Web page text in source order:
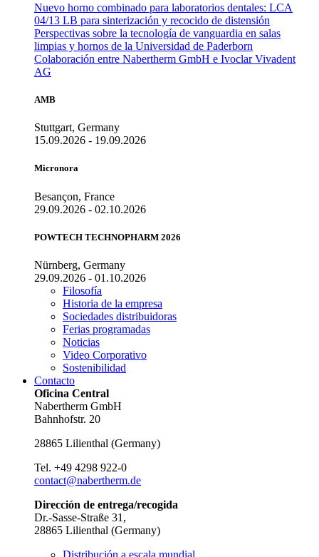
Nuevo horno combinado para laboratorios dentales: LCA
04/13 LB para sinterización y recocido de distensión
Perspectivas sobre la tecnología de vanguardia en salas
limpias y hornos de la Universidad de Paderborn
Colaboración entre Nabertherm GmbH e Ivoclar Vivadent
AG
AMB
Stuttgart, Germany
15.09.2026 - 19.09.2026
Micronora
Besançon, France
29.09.2026 - 02.10.2026
POWTECH TECHNOPHARM 2026
Nürnberg, Germany
29.09.2026 - 01.10.2026
Filosofía
Historia de la empresa
Sociedades distribuidoras
Ferias programadas
Noticias
Video Corporativo
Sostenibilidad
Contacto
Oficina Central
Nabertherm GmbH
Bahnhofstr. 20
28865 Lilienthal (Germany)
Tel. +49 4298 922-0
contact@nabertherm.de
Dirección de entrega/recogida
Dr.-Sasse-Straße 31,
28865 Lilienthal (Germany)
Distribución a escala mundial